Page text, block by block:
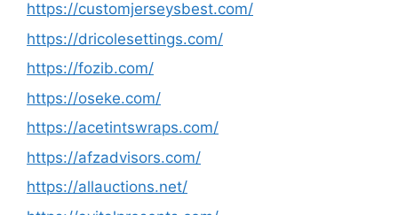
https://customjerseysbest.com/
https://dricolesettings.com/
https://fozib.com/
https://oseke.com/
https://acetintswraps.com/
https://afzadvisors.com/
https://allauctions.net/